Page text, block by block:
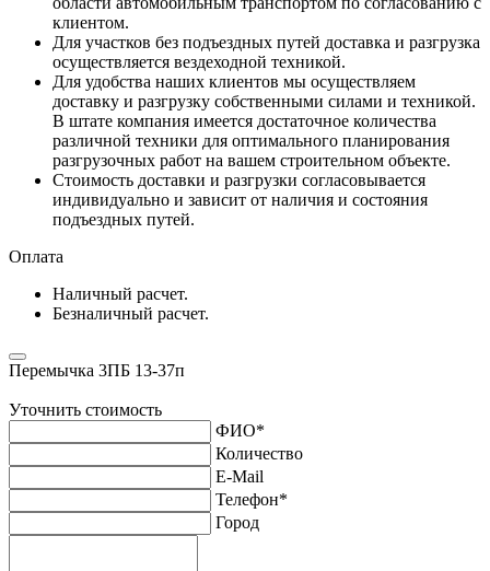
клиентом.
Для участков без подъездных путей доставка и разгрузка
осуществляется вездеходной техникой.
Для удобства наших клиентов мы осуществляем
доставку и разгрузку собственными силами и техникой.
В штате компания имеется достаточное количества
различной техники для оптимального планирования
разгрузочных работ на вашем строительном объекте.
Стоимость доставки и разгрузки согласовывается
индивидуально и зависит от наличия и состояния
подъездных путей.
Оплата
Наличный расчет.
Безналичный расчет.
Перемычка 3ПБ 13-37п
Уточнить стоимость
ФИО*
Количество
E-Mail
Телефон*
Город